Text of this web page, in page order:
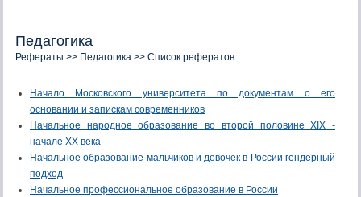
Педагогика
Рефераты >> Педагогика >> Список рефератов
Начало Московского университета по документам о его
основании и запискам современников
Начальное народное образование во второй половине XIX -
начале XX века
Начальное образование мальчиков и девочек в России гендерный
подход
Начальное профессиональное образование в России